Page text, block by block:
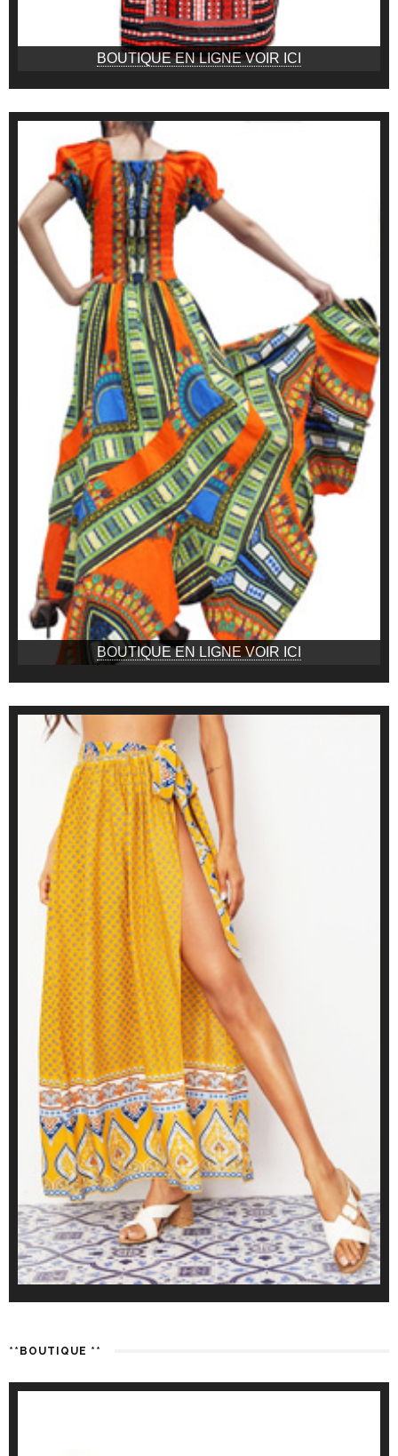
BOUTIQUE EN LIGNE VOIR ICI
BOUTIQUE EN LIGNE VOIR ICI
**BOUTIQUE **